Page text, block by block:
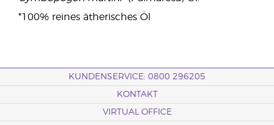
*100% reines ätherisches Öl
KUNDENSERVICE: 0800 296205
KONTAKT
VIRTUAL OFFICE